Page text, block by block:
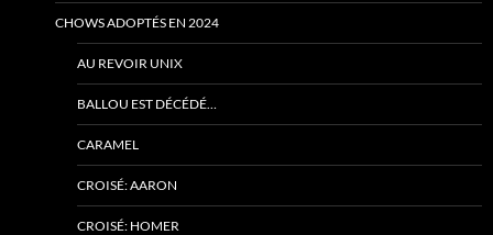
CHOWS ADOPTÉS EN 2024
AU REVOIR UNIX
BALLOU EST DÉCÉDÉ…
CARAMEL
CROISÉ: AARON
CROISÉ: HOMER